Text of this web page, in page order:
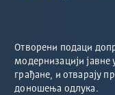
Отворени подаци
модернизацији јавне
грађане, и отварају
доношења одлука.